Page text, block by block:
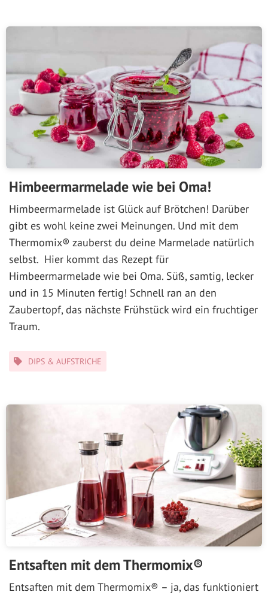
Himbeermarmelade wie bei Oma!
Himbeermarmelade ist Glück auf Brötchen! Darüber
gibt es wohl keine zwei Meinungen. Und mit dem
Thermomix® zauberst du deine Marmelade natürlich
selbst. Hier kommt das Rezept für
Himbeermarmelade wie bei Oma. Süß, samtig, lecker
und in 15 Minuten fertig! Schnell ran an den
Zaubertopf, das nächste Frühstück wird ein fruchtiger
Traum.
KategorienDIPS & AUFSTRICHE
Entsaften mit dem Thermomix®
Entsaften mit dem Thermomix® – ja, das funktioniert